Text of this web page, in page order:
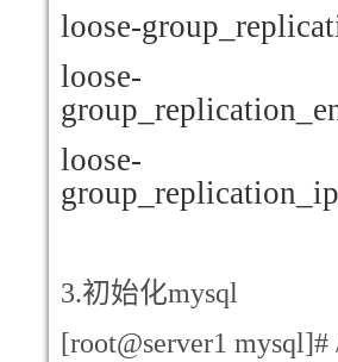
loose-
loose-
loose-
3.初始化mysql
[root@server1